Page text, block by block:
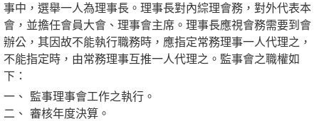
事中，選舉一人為理事長。理事長對內綜理會務，對外代表本
會，並擔任會員大會、理事會主席。理事長應視會務需要到會
辦公，其因故不能執行職務時，應指定常務理事一人代理之，
不能指定時，由常務理事互推一人代理之。監事會之職權如
下：
監事理事會工作之執行。
審核年度決算。